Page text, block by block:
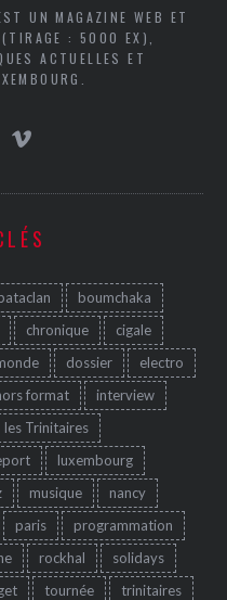
UN MAGAZINE WEB ET
: 5000 EX),
ACTUELLES ET
boumchaka
chronique
cigale
dossier
electro
format
interview
les Trinitaires
luxembourg
musique
nancy
paris
programmation
rockhal
solidays
tournée
trinitaires